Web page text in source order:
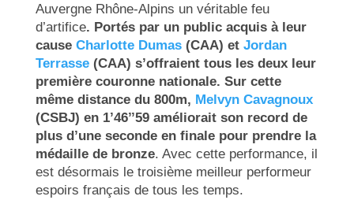
Auvergne Rhône-Alpins un véritable feu
d’artifice. Portés par un public acquis à leur
cause Charlotte Dumas(CAA) et Jordan
Terrasse(CAA) s’offraient tous les deux leur
première couronne nationale. Sur cette
même distance du 800m, Melvyn Cavagnoux
(CSBJ) en 1’46’’59 améliorait son record de
plus d’une seconde en finale pour prendre la
médaille de bronze. Avec cette performance, il
est désormais le troisième meilleur performeur
espoirs français de tous les temps.